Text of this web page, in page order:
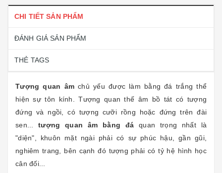
CHI TIẾT SẢN PHẨM
ĐÁNH GIÁ SẢN PHẨM
THẺ TAGS
Tượng quan âm chủ yếu được làm bằng đá trắng thể
hiện sự tôn kính. Tượng quan thế âm bồ tát có tượng
đứng và ngồi, có tượng cưỡi rồng hoặc đứng trên đài
sen...
tượng quan âm bằng đá
quan trọng nhất là
"diện", khuôn mặt ngài phải có sự phúc hậu, gần gũi,
nghiêm trang, bên cạnh đó tượng phải có tỷ hệ hình học
cân đối...